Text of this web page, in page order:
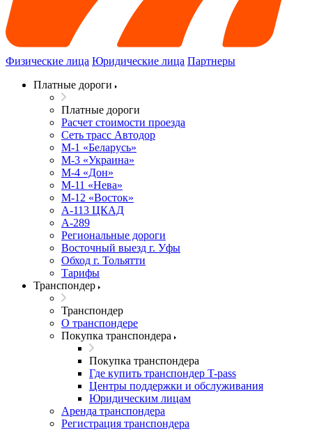
Физические лица Юридические лица Партнеры
Платные дороги
Платные дороги
Расчет стоимости проезда
Сеть трасс Автодор
М-1 «Беларусь»
М-3 «Украина»
М-4 «Дон»
М-11 «Нева»
М-12 «Восток»
А-113 ЦКАД
А-289
Региональные дороги
Восточный выезд г. Уфы
Обход г. Тольятти
Тарифы
Транспондер
Транспондер
О транспондере
Покупка транспондера
Покупка транспондера
Где купить транспондер T-pass
Центры поддержки и обслуживания
Юридическим лицам
Аренда транспондера
Регистрация транспондера